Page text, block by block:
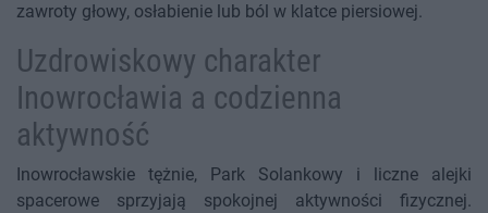
zawroty głowy, osłabienie lub ból w klatce piersiowej.
Uzdrowiskowy charakter
Inowrocławia a codzienna
aktywność
Inowrocławskie tężnie, Park Solankowy i liczne alejki
spacerowe sprzyjają spokojnej aktywności fizycznej.